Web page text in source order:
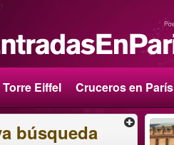
Torre Eiffel Cruceros en París
búsqueda